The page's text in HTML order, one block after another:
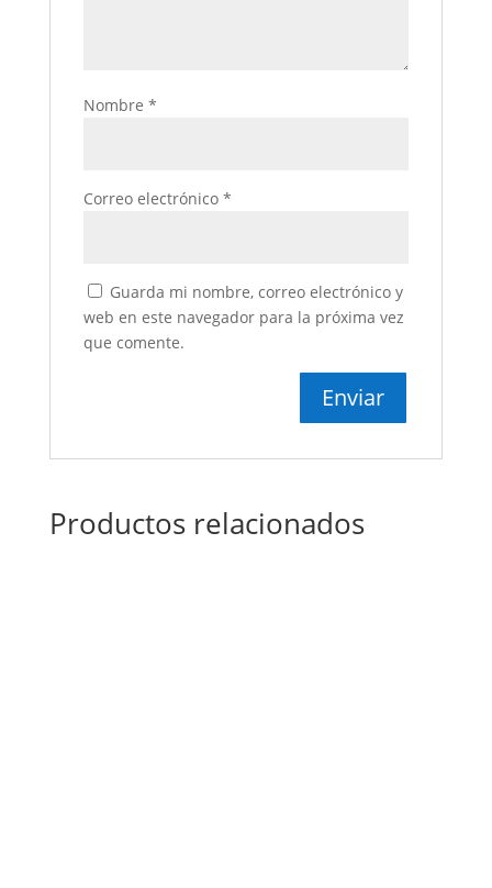
Nombre *
Correo electrónico *
Guarda mi nombre, correo electrónico y
web en este navegador para la próxima vez
que comente.
Productos relacionados